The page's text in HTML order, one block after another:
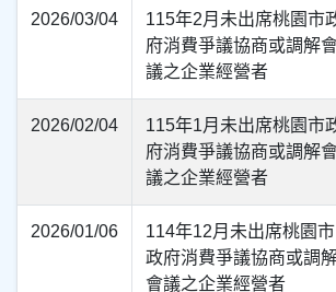
2026/03/04
115年2月未出席桃園市
府消費爭議協商或調解
議之企業經營者
2026/02/04
115年1月未出席桃園市
府消費爭議協商或調解
議之企業經營者
2026/01/06
114年12月未出席桃園市
政府消費爭議協商或調
會議之企業經營者